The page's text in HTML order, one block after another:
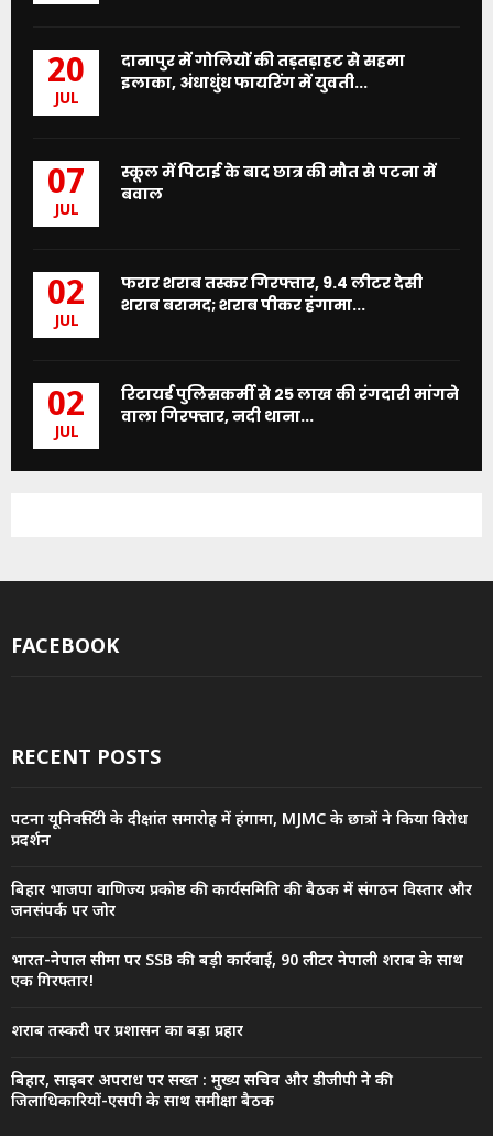
20
JUL
दानापुर में गोलियों की तड़तड़ाहट से सहमा
इलाका, अंधाधुंध फायरिंग में युवती...
07
JUL
स्कूल में पिटाई के बाद छात्र की मौत से पटना में
बवाल
02
JUL
फरार शराब तस्कर गिरफ्तार, 9.4 लीटर देसी
शराब बरामद; शराब पीकर हंगामा...
02
JUL
रिटायर्ड पुलिसकर्मी से 25 लाख की रंगदारी मांगने
वाला गिरफ्तार, नदी थाना...
FACEBOOK
RECENT POSTS
पटना यूनिवर्सिटी के दीक्षांत समारोह में हंगामा, MJMC के छात्रों ने किया विरोध
प्रदर्शन
बिहार भाजपा वाणिज्य प्रकोष्ठ की कार्यसमिति की बैठक में संगठन विस्तार और
जनसंपर्क पर जोर
भारत-नेपाल सीमा पर SSB की बड़ी कार्रवाई, 90 लीटर नेपाली शराब के साथ
एक गिरफ्तार!
शराब तस्करी पर प्रशासन का बड़ा प्रहार
बिहार, साइबर अपराध पर सख्त : मुख्य सचिव और डीजीपी ने की
जिलाधिकारियों-एसपी के साथ समीक्षा बैठक